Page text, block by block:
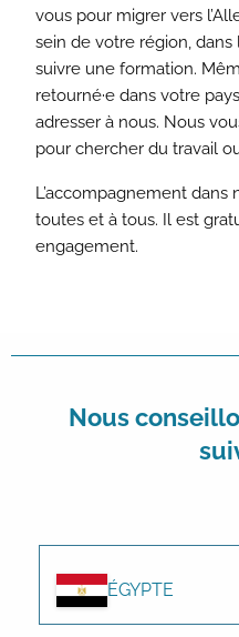
vous pour migrer vers
sein de votre région, dans
suivre une formation.
retourné·e dans votre
adresser à nous. Nous
pour chercher du travail
L’accompagnement
toutes et à tous. Il est
engagement.
Nous
ÉGYPTE